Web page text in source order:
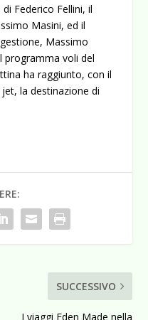
Federico Fellini, il
Masini, ed il
Massimo
programma voli del
ha raggiunto, con il
la destinazione di
SUCCESSIVO
I viaggi Eden Made nella